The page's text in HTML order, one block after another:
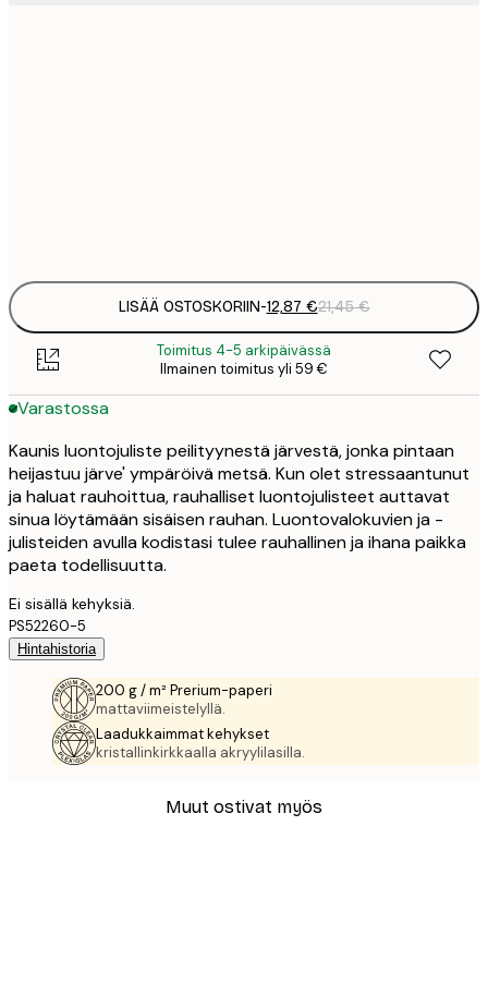
LISÄÄ OSTOSKORIIN-12,87 €21,45 €
Toimitus 4-5 arkipäivässä
Ilmainen toimitus yli 59 €
Varastossa
Kaunis luontojuliste peilityynestä järvestä, jonka pintaan
heijastuu järve' ympäröivä metsä. Kun olet stressaantunut
ja haluat rauhoittua, rauhalliset luontojulisteet auttavat
sinua löytämään sisäisen rauhan. Luontovalokuvien ja -
julisteiden avulla kodistasi tulee rauhallinen ja ihana paikka
paeta todellisuutta.
Ei sisällä kehyksiä.
PS52260-5
Hintahistoria
200 g / m² Prerium-paperi
mattaviimeistelyllä.
Laadukkaimmat kehykset
kristallinkirkkaalla akryylilasilla.
Muut ostivat myös